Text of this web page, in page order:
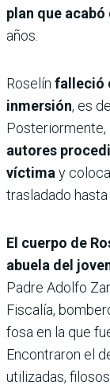
plan que
años.
Roselín falleció
inmersión, es
Posteriormente,
autores
víctima y
trasladado
El cuerpo de
abuela del
Padre Adolfo
Fiscalía,
fosa en la que
Encontraron el
utilizadas,